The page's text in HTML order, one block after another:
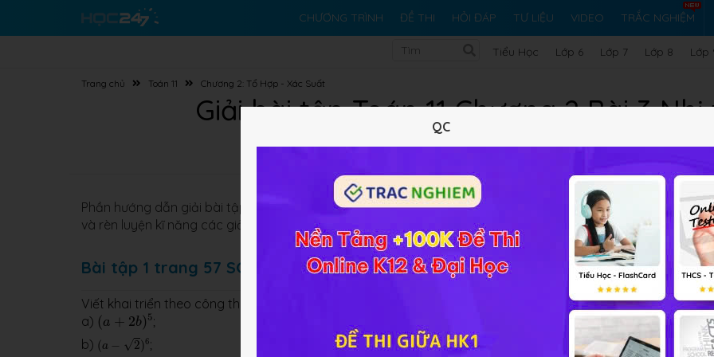
CHƯƠNG TRÌNH ĐỀ THI HỎI ĐÁP TƯ LIỆU VIDEO TRẮC NGHIỆM
Tiểu Học Lớp 6 Lớp 7 Lớp 8 Lớp
Trang chủ Toán 11 Chương 2: Tổ Hợp - Xác Suất
Giải bài tập Toán 11 Chương 2 Bài 3
Phần hướng dẫn giải bài tập Toán 11 Chương 2 Bài 3 Nhị thức Niu-tơn
giúp các em nắm được phương
và rèn luyện kĩ năng các giải bài tập từ SGK
Đại số và Giải tích 11 Cơ bản-Nâng cao.
Bài tập 1 trang 57 SGK Đại số & Giải tích 11
Viết khai triển theo công thức nhị thức Niu - Tơn:
a) (a + 2b) 5
( a+ 2b)5 ;
b) ( a − √2)6
( 6
;
QC